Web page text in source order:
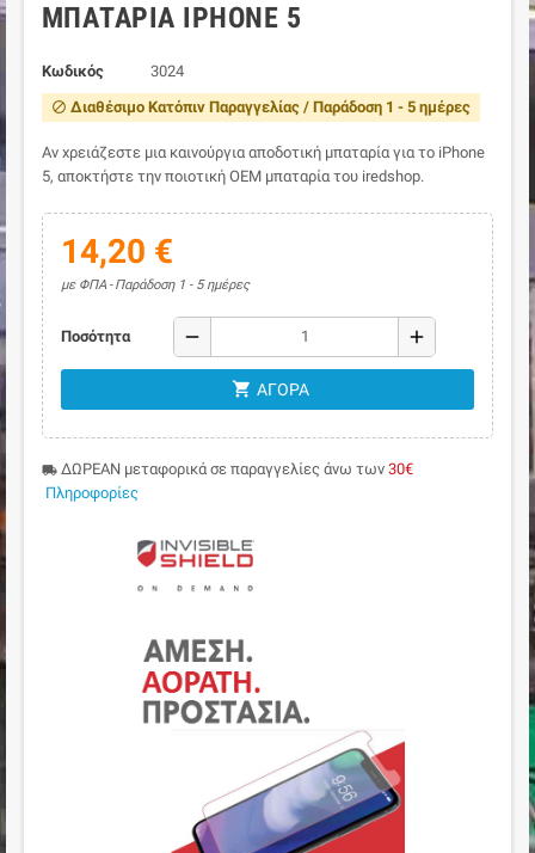
ΜΠΑΤΑΡΊΑ IPHONE 5
Κωδικός 3024
block Διαθέσιμο Κατόπιν Παραγγελίας / Παράδοση 1 - 5 ημέρες
Αν χρειάζεστε μια καινούργια αποδοτική μπαταρία για το iPhone
5, αποκτήστε την ποιοτική ΟΕΜ μπαταρία του iredshop.
14,20 €
με ΦΠΑ Παράδοση 1 - 5 ημέρες
Ποσότητα remove add
shopping_cart ΑΓΟΡΆ
local_shipping ΔΩΡΕΑΝ μεταφορικά σε παραγγελίες άνω των 30€
Πληροφορίες